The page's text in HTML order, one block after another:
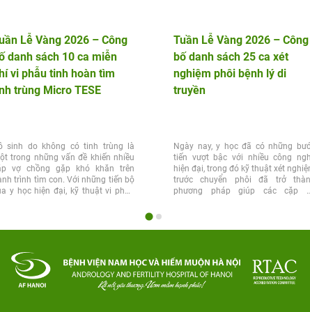
Lễ Vàng 2026 – Công
danh sách 10 ca miễn
vi phẫu tinh hoàn tìm
trùng Micro TESE
sinh do không có tinh trùng là
trong những vấn đề khiến nhiều
vợ chồng gặp khó khăn trên
trình tìm con. Với những tiến bộ
y học hiện đại, kỹ thuật vi phẫu
Tuần Lễ Vàng 2026 – Công
bố danh sách 25 ca xét
nghiệm phôi bệnh lý di
truyền
Ngày nay, y học đã có những
tiến vượt bậc với nhiều công
hiện đại, trong đó kỹ thuật xét
trước chuyển phôi đã trở
phương pháp giúp các cặp